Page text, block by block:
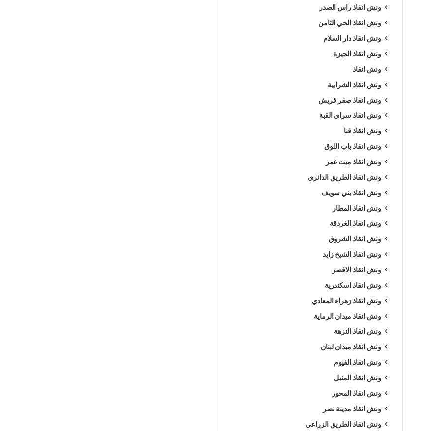
ونش انقاذ راس الصدر
ونش انقاذ الحي الثامن
ونش انقاذ دار السلام
ونش انقاذ الجيزة
ونش انقاذ
ونش انقاذ الشرابية
ونش انقاذ صقر قريش
ونش انقاذ سراي القبة
ونش انقاذ قنا
ونش انقاذ باب اللوق
ونش انقاذ ميت غمر
ونش انقاذ الطريق الدائري
ونش انقاذ بني سويف
ونش انقاذ المطار
ونش انقاذ الغردقة
ونش انقاذ الشروق
ونش انقاذ الشيخ زايد
ونش انقاذ الاقصر
ونش انقاذ اسكندرية
ونش انقاذ زهراء المعادي
ونش انقاذ ميدان الرماية
ونش انقاذ النزهة
ونش انقاذ ميدان لبنان
ونش انقاذ الفيوم
ونش انقاذ المنيل
ونش انقاذ المحور
ونش انقاذ مدينة نصر
ونش انقاذ الطريق الزراعي